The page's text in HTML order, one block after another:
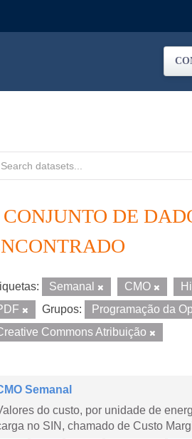
CONJUNTO DE
Semanal CMO
Grupos: Programação da
Commons Atribuição
Semanal
do custo, por unidade de
no SIN, chamado de Custo